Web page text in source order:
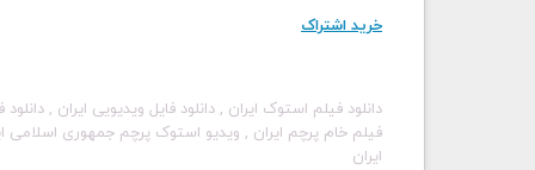
خرید اشتراک
دانلود فیلم استوک ایران , دانلود فایل ویدیویی ایران ,
فیلم خام پرچم ایران , ویدیو استوک پرچم جمهوری اسلامی
ایران